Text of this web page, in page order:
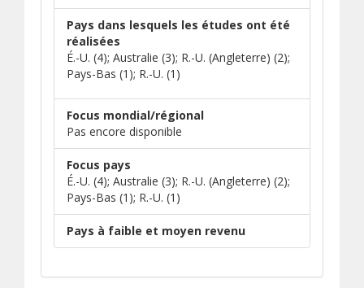
Pays dans lesquels les études ont été
réalisées
É.-U. (4); Australie (3); R.-U. (Angleterre) (2);
Pays-Bas (1); R.-U. (1)
Focus mondial/régional
Pas encore disponible
Focus pays
É.-U. (4); Australie (3); R.-U. (Angleterre) (2);
Pays-Bas (1); R.-U. (1)
Pays à faible et moyen revenu